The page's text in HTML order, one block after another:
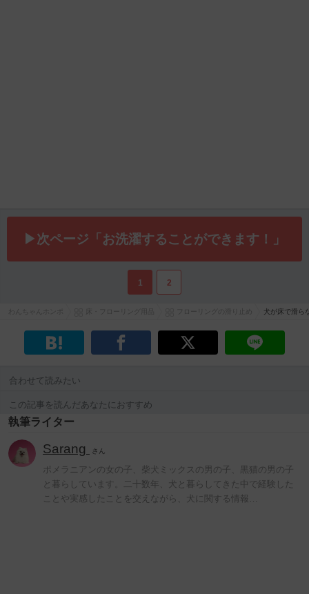
▶次ページ「お洗濯することができます！」
1 2
犬が床で滑ら
合わせて読みたい
この記事を読んだあなたにおすすめ
執筆ライター
Sarang さん
ポメラニアンの女の子、柴犬ミックスの男の子、黒猫の男の子
と暮らしています。二十数年、犬と暮らしてきた中で経験した
ことや実感したことを交えながら、犬に関する情報…